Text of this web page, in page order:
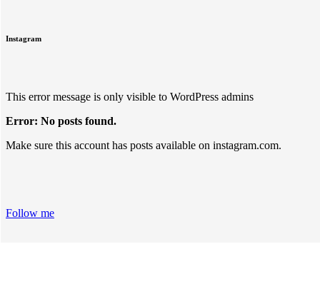
Instagram
This error message is only visible to WordPress admins
Error: No posts found.
Make sure this account has posts available on instagram.com.
Follow me